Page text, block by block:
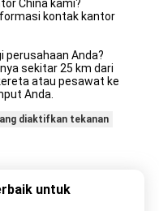
China kami?
kontak kantor
perusahaan Anda?
sekitar 25 km dari
atau pesawat ke
Anda.
diaktifkan tekanan
untuk